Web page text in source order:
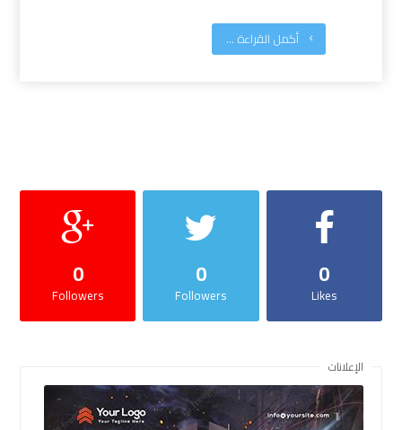
أكمل القراءة ...
0
Likes
0
Followers
0
Followers
الإعلانات